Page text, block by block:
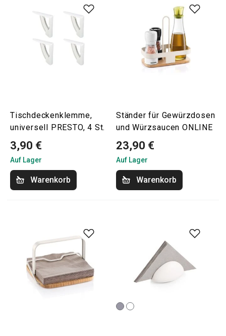
Tischdeckenklemme,
universell PRESTO, 4 St.
3,90 €
Auf Lager
Warenkorb
Ständer für Gewürzdosen
und Würzsaucen ONLINE
23,90 €
Auf Lager
Warenkorb